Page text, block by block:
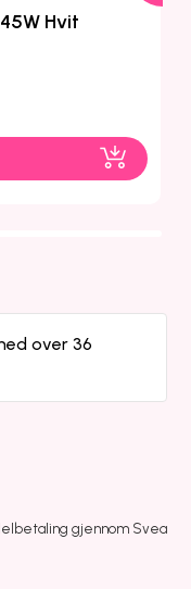
Hvit
over 36
gjennom Svea